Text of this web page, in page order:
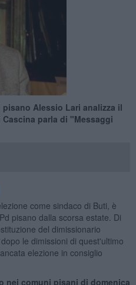
Alessio Lari analizza il
parla di "Messaggi
come sindaco di Buti, è
pisano dalla scorsa estate. Di
del dimissionario
le dimissioni di quest'ultimo
elezione in consiglio
nei comuni pisani di domenica